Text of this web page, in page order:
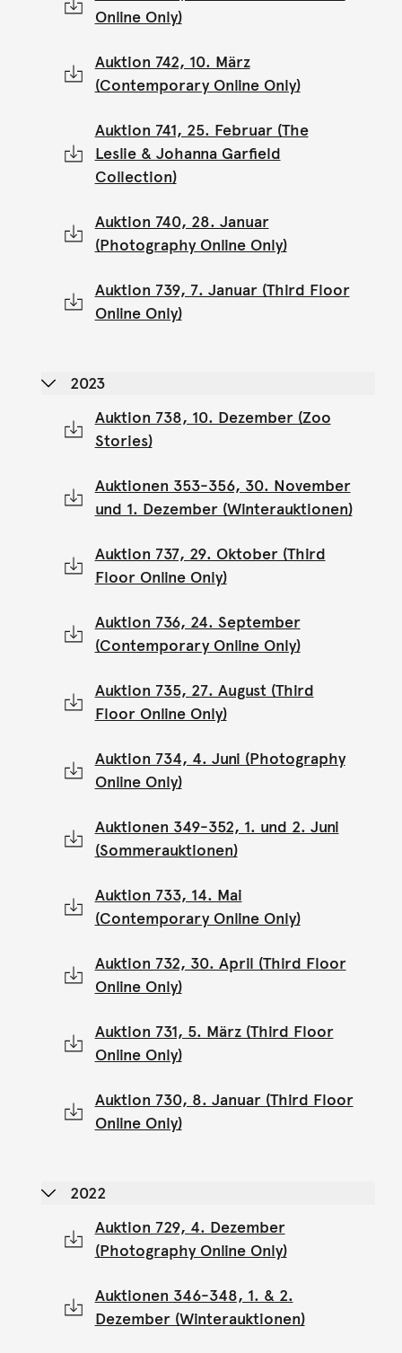
Online Only)
Auktion 742, 10. März
(Contemporary Online Only)
Auktion 741, 25. Februar (The
Leslie & Johanna Garfield
Collection)
Auktion 740, 28. Januar
(Photography Online Only)
Auktion 739, 7. Januar (Third Floor
Online Only)
2023
Auktion 738, 10. Dezember (Zoo
Stories)
Auktionen 353-356, 30. November
und 1. Dezember (Winterauktionen)
Auktion 737, 29. Oktober (Third
Floor Online Only)
Auktion 736, 24. September
(Contemporary Online Only)
Auktion 735, 27. August (Third
Floor Online Only)
Auktion 734, 4. Juni (Photography
Online Only)
Auktionen 349-352, 1. und 2. Juni
(Sommerauktionen)
Auktion 733, 14. Mai
(Contemporary Online Only)
Auktion 732, 30. April (Third Floor
Online Only)
Auktion 731, 5. März (Third Floor
Online Only)
Auktion 730, 8. Januar (Third Floor
Online Only)
2022
Auktion 729, 4. Dezember
(Photography Online Only)
Auktionen 346-348, 1. & 2.
Dezember (Winterauktionen)